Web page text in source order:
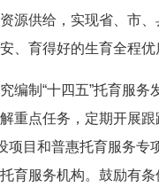
源供给，实现省、市
、育得好的生育全程优
编制“十四五”托育服
重点任务，定期开展
项目和普惠托育服务
育服务机构。鼓励有